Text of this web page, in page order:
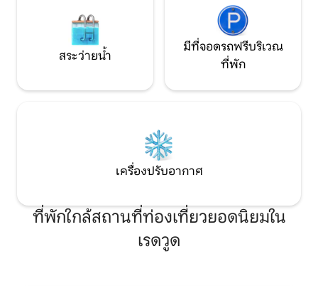
สระว่ายน้ำ
มีที่จอดรถฟรีบริเวณ
ที่พัก
เครื่องปรับอากาศ
ที่พักใกล้สถานที่ท่องเที่ยวยอดนิยมใน
เรดวูด